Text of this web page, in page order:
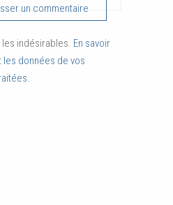
indésirables. En savoir
les données de vos
.